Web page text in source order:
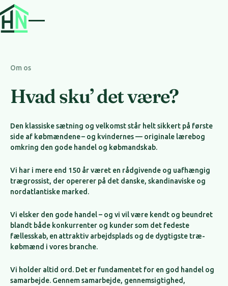
Om os
Hvad sku’ det være?
Den klassiske sætning og velkomst står helt sikkert på første
side af købmændene – og kvindernes — originale lærebog
omkring den gode handel og købmandskab.
Vi har i mere end 150 år været en rådgivende og uafhængig
trægrossist, der opererer på det danske, skandinaviske og
nordatlantiske marked.
Vi elsker den gode handel – og vi vil være kendt og beundret
blandt både konkurrenter og kunder som det fedeste
fællesskab, en attraktiv arbejdsplads og de dygtigste træ-
købmænd i vores branche.
Vi holder altid ord. Det er fundamentet for en god handel og
samarbejde. Gennem samarbejde, gennemsigtighed,